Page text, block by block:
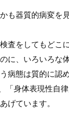
も器質的病変を
査をしてもどこ
に、いろいろな
病態は質的に認
「身体表現性自
げています。